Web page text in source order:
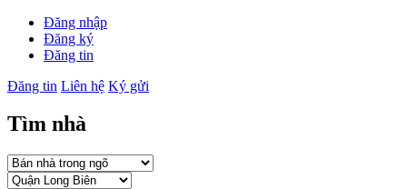
Đăng nhập
Đăng ký
Đăng tin
Đăng tin Liên hệ Ký gửi
Tìm nhà